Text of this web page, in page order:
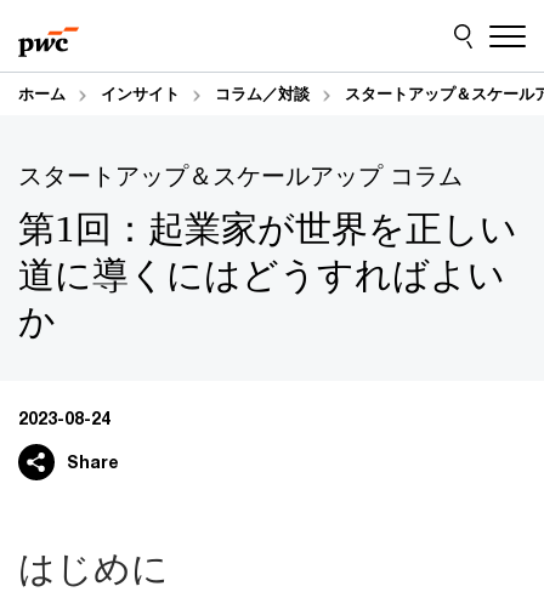
to
content
to
footer
ホーム インサイト コラム／対談 スタートアップ＆スケール
スタートアップ＆スケールアップ コラム
第1回：起業家が世界を正しい
道に導くにはどうすればよい
か
2023-08-24
Share
はじめに